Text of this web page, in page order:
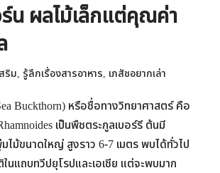
น ผลไม้เล็กแต่คุณค่า
ริม, รู้ลึกเรื่องสารอาหาร, เภสัชอยากเล่า
Buckthorn) หรือชื่อทางวิทยาศาสตร์ คือ
เป็นพืชตระกูลเบอร์รี ต้นมี
ไม้ขนาดใหญ่ สูงราว 6-7 เมตร พบได้ทั่วไป
นแถบทวีปยุโรปและเอเชีย แต่จะพบมาก